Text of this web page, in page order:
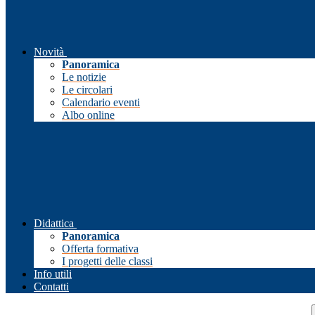
Novità
Panoramica
Le notizie
Le circolari
Calendario eventi
Albo online
Didattica
Panoramica
Offerta formativa
I progetti delle classi
Info utili
Contatti